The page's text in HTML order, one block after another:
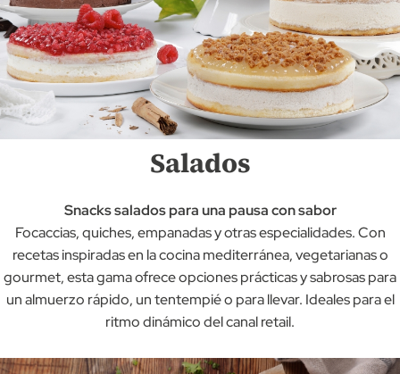
Salados
Snacks salados para una pausa con sabor
Focaccias, quiches, empanadas y otras especialidades. Con
recetas inspiradas en la cocina mediterránea, vegetarianas o
gourmet, esta gama ofrece opciones prácticas y sabrosas para
un almuerzo rápido, un tentempié o para llevar. Ideales para el
ritmo dinámico del canal retail.